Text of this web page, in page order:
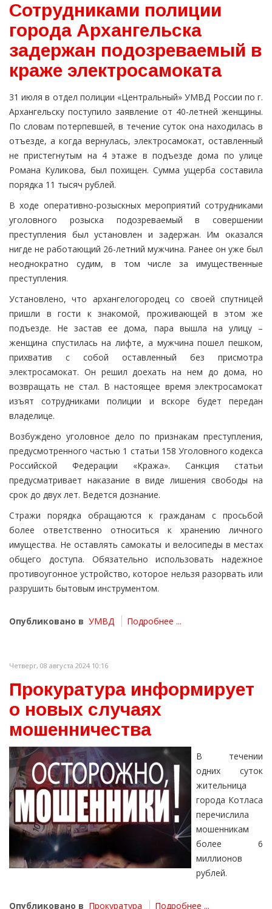
Сотрудниками полиции
города Архангельска
задержан подозреваемый в
краже электросамоката
31 июля в отдел полиции «Центральный» УМВД России по г.
Архангельску поступило заявление от 40-летней женщины.
По словам потерпевшей, в течение суток она находилась в
отъезде, а когда вернулась, электросамокат, оставленный
не пристегнутым на 4 этаже в подъезде дома по улице
Романа Куликова, был похищен. Сумма ущерба составила
порядка 11 тысяч рублей.
В ходе оперативно-розыскных мероприятий сотрудниками
уголовного розыска подозреваемый в совершении
преступления был установлен и задержан. Им оказался
нигде не работающий 26-летний мужчина. Ранее он уже был
неоднократно судим, в том числе за имущественные
преступления.
Установлено, что архангелогородец со своей спутницей
пришли в гости к знакомой, проживающей в этом же
подъезде. Не застав ее дома, пара вышла на улицу –
женщина спустилась на лифте, а мужчина пошел пешком,
прихватив с собой оставленный без присмотра
электросамокат. Он решил доехать на нем до дома, но
возвращать не стал. В настоящее время электросамокат
изъят сотрудниками полиции и вскоре будет передан
владелице.
Возбуждено уголовное дело по признакам преступления,
предусмотренного частью 1 статьи 158 Уголовного кодекса
Российской Федерации «Кража». Санкция статьи
предусматривает наказание в виде лишения свободы на
срок до двух лет. Ведется дознание.
Стражи порядка обращаются к гражданам с просьбой
более ответственно относиться к хранению личного
имущества. Не оставлять самокаты и велосипеды в местах
общего доступа. Обязательно использовать надежное
противоугонное устройство, которое нельзя разорвать или
разрушить бытовым инструментом.
Опубликовано в УМВД Подробнее ...
Четверг, 08 августа 2024 10:16
Прокуратура информирует
о новых случаях
мошенничества
В течении
одних суток
жительница
города Котласа
перечислила
мошенникам
более 6
миллионов
рублей.
Опубликовано в Прокуратура Подробнее ...